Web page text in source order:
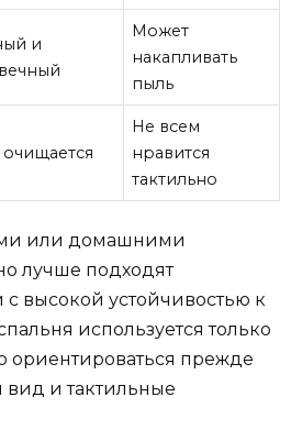
и
Может
накапливать
пыль
Не всем
нравится
тактильно
или домашними
лучше подходят
с высокой устойчивостью к
используется только
ориентироваться прежде
и тактильные